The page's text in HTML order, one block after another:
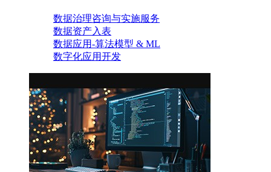
数据治理咨询与实施服务
数据资产入表
数据应用-算法模型 & ML
数字化应用开发